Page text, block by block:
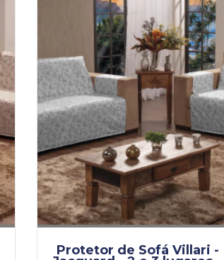
Protetor de Sofá Villari -